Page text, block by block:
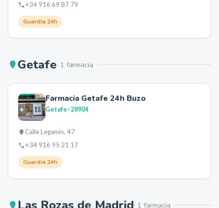
+34 916 69 87 79
Guardia 24h
Getafe· 1 farmacia
Farmacia Getafe 24h Buzo
Getafe· 28904
Calle Leganés, 47
+34 916 95 21 17
Guardia 24h
· 1 farmacia